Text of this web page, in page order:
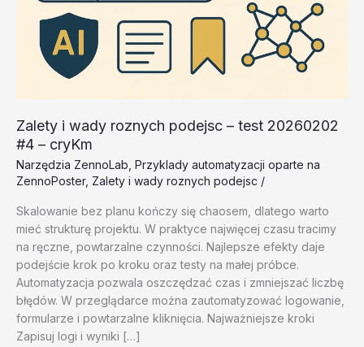
Zalety i wady roznych podejsc – test 20260202
#4 – cryKm
Narzędzia ZennoLab Przyklady automatyzacji oparte na
ZennoPoster, Zalety i wady roznych podejsc /
Skalowanie bez planu kończy się chaosem, dlatego warto
mieć strukturę projektu. W praktyce najwięcej czasu tracimy
na ręczne, powtarzalne czynności. Najlepsze efekty daje
podejście krok po kroku oraz testy na małej próbce.
Automatyzacja pozwala oszczędzać czas i zmniejszać liczbę
błędów. W przeglądarce można zautomatyzować logowanie,
formularze i powtarzalne kliknięcia. Najważniejsze kroki
Zapisuj logi i wyniki […]